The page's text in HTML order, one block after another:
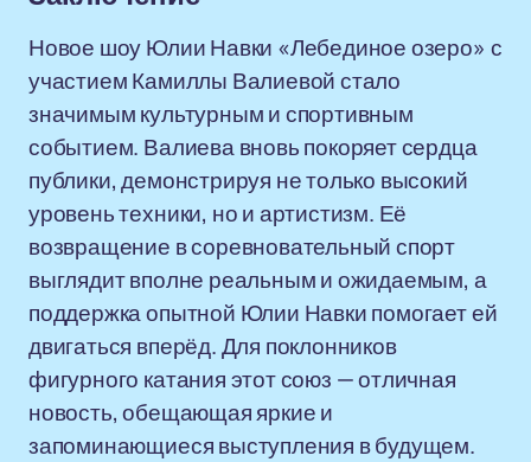
Новое шоу Юлии Навки «Лебединое озеро» с
участием Камиллы Валиевой стало
значимым культурным и спортивным
событием. Валиева вновь покоряет сердца
публики, демонстрируя не только высокий
уровень техники, но и артистизм. Её
возвращение в соревновательный спорт
выглядит вполне реальным и ожидаемым, а
поддержка опытной Юлии Навки помогает ей
двигаться вперёд. Для поклонников
фигурного катания этот союз — отличная
новость, обещающая яркие и
запоминающиеся выступления в будущем.